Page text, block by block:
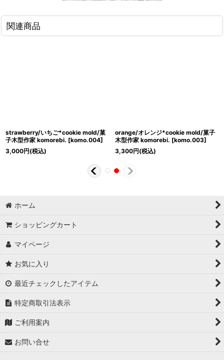
関連商品
strawberry/いちご*cookie mold/菓
子木型作家 komorebi. [komo.004]
3,000円(税込)
orange/オレンジ*cookie mold/菓子
木型作家 komorebi. [komo.003]
3,300円(税込)
ホーム
ショッピングカート
マイページ
お気に入り
最近チェックしたアイテム
特定商取引法表示
ご利用案内
お問い合せ